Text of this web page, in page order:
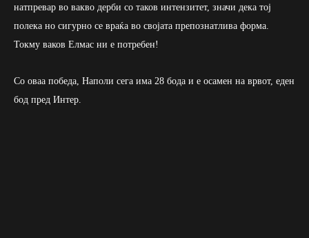
натпревар во вакво дерби со таков интензитет, значи дека тој
полека но сигурно се враќа во својата препознатлива форма.
Токму ваков Елмас ни е потребен!
Со оваа победа, Наполи сега има 28 бода и е осамен на врвот, еден
бод пред Интер.